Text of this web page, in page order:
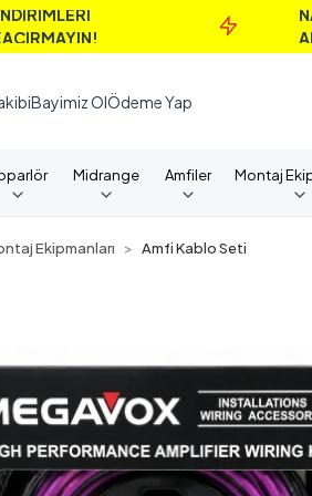
NAKİT
Bayimiz OlÖdeme Yap
Midrange Amfiler Montaj
Ekipmanları Amfi Kablo Seti